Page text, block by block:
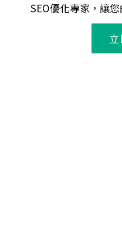
SEO優化專家，讓您